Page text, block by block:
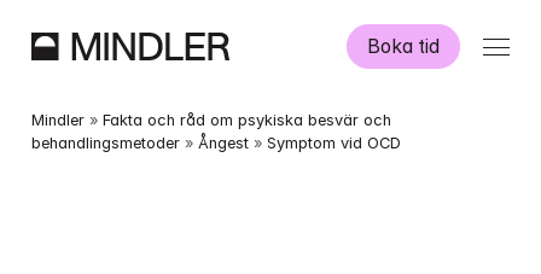
Boka tid
Våra psykologer
Mindler » Fakta och råd om psykiska besvär och
behandlingsmetoder » Ångest » Symptom vid OCD